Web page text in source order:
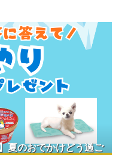
夏のおでかけどう過ご